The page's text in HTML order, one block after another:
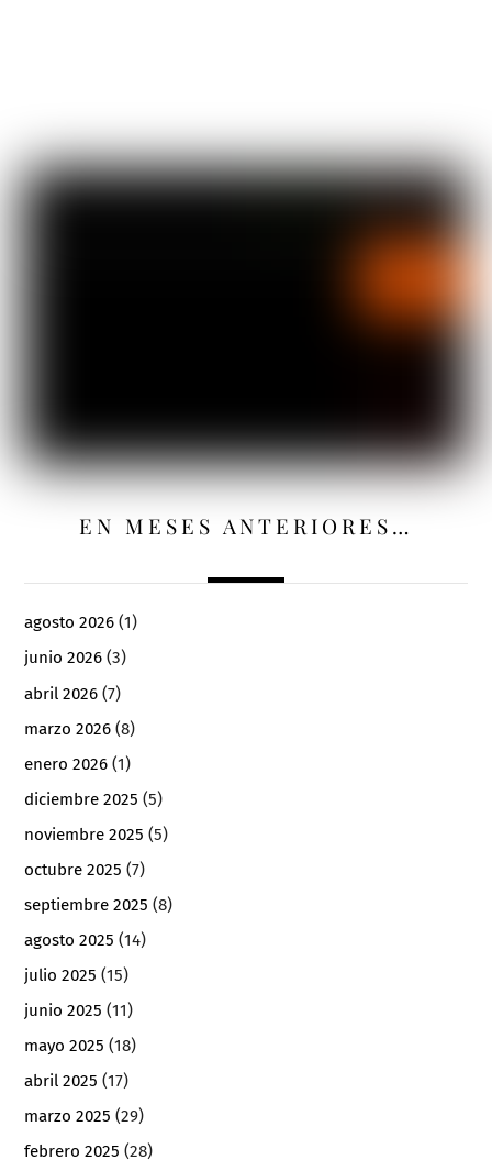
EN MESES ANTERIORES…
agosto 2026 (1)
junio 2026 (3)
abril 2026 (7)
marzo 2026 (8)
enero 2026 (1)
diciembre 2025 (5)
noviembre 2025 (5)
octubre 2025 (7)
septiembre 2025 (8)
agosto 2025 (14)
julio 2025 (15)
junio 2025 (11)
mayo 2025 (18)
abril 2025 (17)
marzo 2025 (29)
febrero 2025 (28)